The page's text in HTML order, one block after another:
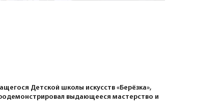
Детской школы искусств «Берёзка»,
выдающееся мастерство и